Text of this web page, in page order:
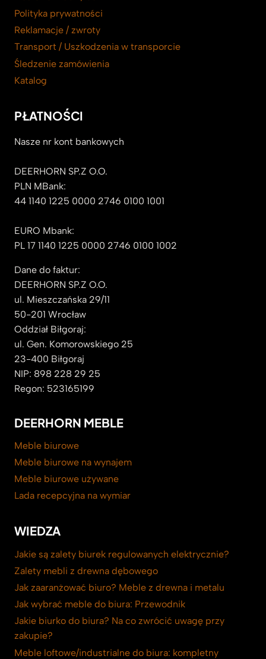
Polityka prywatności
Reklamacje / zwroty
Transport / Uszkodzenia w transporcie
Śledzenie zamówienia
Katalog
PŁATNOŚCI
Nasze nr kont bankowych
DEERHORN SP.Z O.O.
PLN MBank:
44 1140 1225 0000 2746 0100 1001
EURO Mbank:
PL 17 1140 1225 0000 2746 0100 1002
Dane do faktur:
DEERHORN SP.Z O.O.
ul. Mieszczańska 29/11
50-201 Wrocław
Oddział Biłgoraj:
ul. Gen. Komorowskiego 25
23-400 Biłgoraj
NIP: 898 228 29 25
Regon: 523165199
DEERHORN MEBLE
Meble biurowe
Meble biurowe na wynajem
Meble biurowe używane
Lada recepcyjna na wymiar
WIEDZA
Jakie są zalety biurek regulowanych elektrycznie?
Zalety mebli z drewna dębowego
Jak zaaranżować biuro? Meble z drewna i metalu
Jak wybrać meble do biura: Przewodnik
Jakie biurko do biura? Na co zwrócić uwagę przy
zakupie?
Meble loftowe/industrialne do biura: kompletny